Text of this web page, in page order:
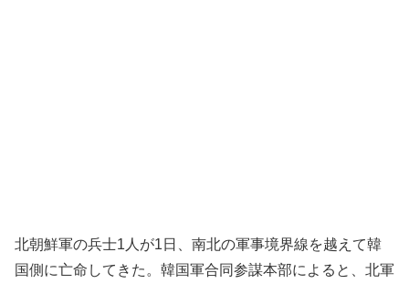
北朝鮮軍の兵士1人が1日、南北の軍事境界線を越えて韓
国側に亡命してきた。韓国軍合同参謀本部によると、北軍